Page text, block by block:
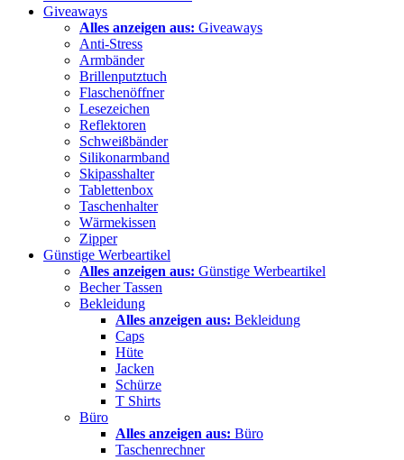
Giveaways
Alles anzeigen aus: Giveaways
Anti-Stress
Armbänder
Brillenputztuch
Flaschenöffner
Lesezeichen
Reflektoren
Schweißbänder
Silikonarmband
Skipasshalter
Tablettenbox
Taschenhalter
Wärmekissen
Zipper
Günstige Werbeartikel
Alles anzeigen aus: Günstige Werbeartikel
Becher Tassen
Bekleidung
Alles anzeigen aus: Bekleidung
Caps
Hüte
Jacken
Schürze
T Shirts
Büro
Alles anzeigen aus: Büro
Taschenrechner